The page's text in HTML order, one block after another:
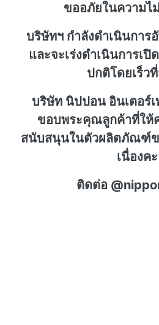
ขออภัยในความไ
บริษัทฯ กำลังดำเนินการ
และจะเร่งดำเนินการเ
ปกติโดยเร็ว
บริษัท นิปปอน อินเตอร์
ขอบพระคุณลูกค้าที่ให้
สนับสนุนในตัวผลิตภัณฑ์ข
เนื่องคะ
ติดต่อ